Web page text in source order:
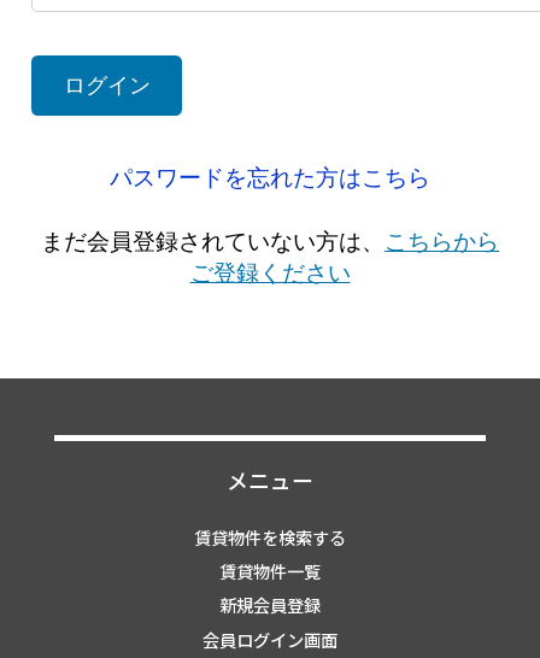
パスワードを忘れた方はこちら
まだ会員登録されていない方は、 こちらから
ご登録ください
メニュー
賃貸物件を検索する
賃貸物件一覧
新規会員登録
会員ログイン画面